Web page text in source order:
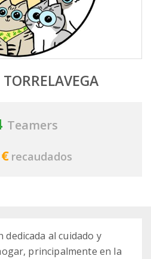
Teamers
recaudados
dedicada al cuidado y
principalmente en la